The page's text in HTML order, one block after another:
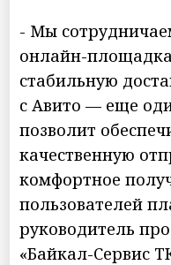
- Мы
онлайн-
стабильную
с Авито — еще
позволит
качественную
комфортное
пользователей
руководитель
«Байкал-Сервис